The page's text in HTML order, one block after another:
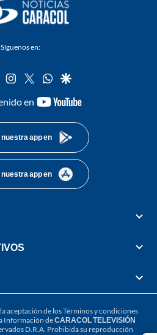
Síguenos en:
tiktok instagram
twitterwhatsapp
google
en
youtube-
app en
app en
aceptación de losTérminos y condiciones
Información deCARACOL TELEVISIÓN
D.R.A. Prohibida su reproducción